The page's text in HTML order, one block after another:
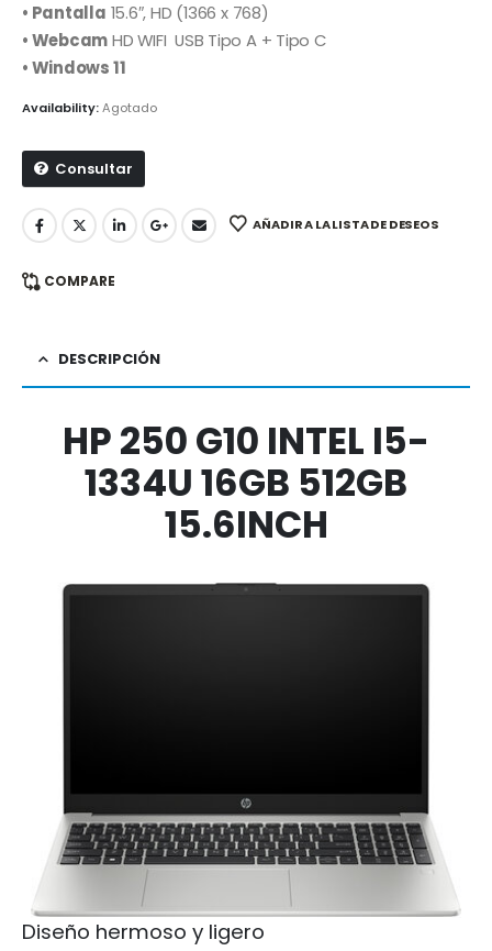
• Pantalla 15.6″, HD (1366 x 768)
• WebcamHD WIFI USB Tipo A + Tipo C
• Windows 11
Availability:Agotado
Consultar
AÑADIR A LA LISTA DE DESEOS
COMPARE
DESCRIPCIÓN
HP 250 G10 INTEL I5-
1334U 16GB 512GB
15.6INCH
Diseño hermoso y ligero